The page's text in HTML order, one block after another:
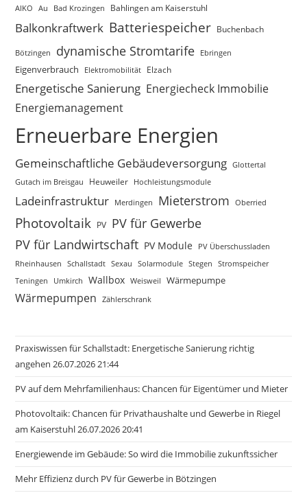
AIKO Au Bad Krozingen Bahlingen am Kaiserstuhl
Balkonkraftwerk Batteriespeicher Buchenbach
Bötzingen dynamische Stromtarife Ebringen
Eigenverbrauch Elektromobilität Elzach
Energetische Sanierung Energiecheck Immobilie
Energiemanagement
Erneuerbare Energien
Gemeinschaftliche Gebäudeversorgung Glottertal
Gutach im Breisgau
Heuweiler Hochleistungsmodule
Ladeinfrastruktur Merdingen Mieterstrom Oberried
Photovoltaik PV PV für Gewerbe
PV für Landwirtschaft PV Module
PV Überschussladen
Rheinhausen
Schallstadt Sexau Solarmodule Stegen
Stromspeicher
Teningen
Umkirch Wallbox Weisweil Wärmepumpe
Wärmepumpen Zählerschrank
Praxiswissen für Schallstadt: Energetische Sanierung richtig
angehen 26.07.2026 21:44
PV auf dem Mehrfamilienhaus: Chancen für Eigentümer und Mieter
Photovoltaik: Chancen für Privathaushalte und Gewerbe in Riegel
am Kaiserstuhl 26.07.2026 20:41
Energiewende im Gebäude: So wird die Immobilie zukunftssicher
Mehr Effizienz durch PV für Gewerbe in Bötzingen